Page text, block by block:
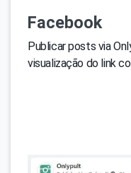
Facebook
Publicar posts via
visualização do link